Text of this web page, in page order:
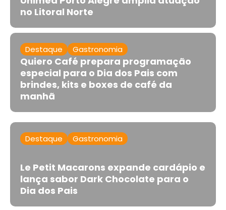
no Litoral Norte
Destaque Gastronomia
Quiero Café prepara programação
especial para o Dia dos Pais com
brindes, kits e boxes de café da
manhã
Destaque Gastronomia
Le Petit Macarons expande cardápio e
lança sabor Dark Chocolate para o
Dia dos Pais